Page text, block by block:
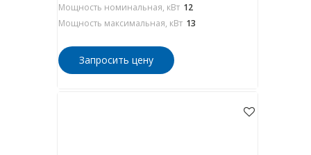
Мощность номинальная, кВт 12
Мощность максимальная, кВт 13
Запросить цену